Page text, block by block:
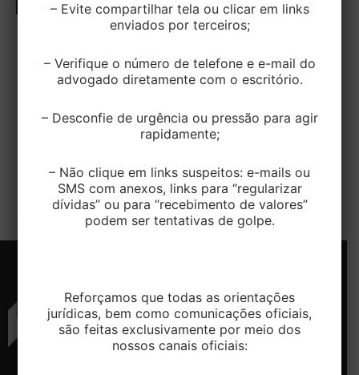
STF Prorroga prazopara aprovação de
lucros e dividendos
EditorEK/19 de janeiro de 2026
pelo Ministro Nunes Marques, prorrogou até 31 de
janeiro de 2026 o prazo […]
– Evite compartilhar tela ou clicar em links
enviados por terceiros;
– Verifique o número de telefone e e-mail do
advogado diretamente com o escritório.
– Desconfie de urgência ou pressão para agir
rapidamente;
– Não clique em links suspeitos: e-mails ou
SMS com anexos, links para “regularizar
dívidas” ou para “recebimento de valores”
podem ser tentativas de golpe.
Reforçamos que todas as orientações
jurídicas, bem como comunicações oficiais,
são feitas exclusivamente por meio dos
nossos canais oficiais: